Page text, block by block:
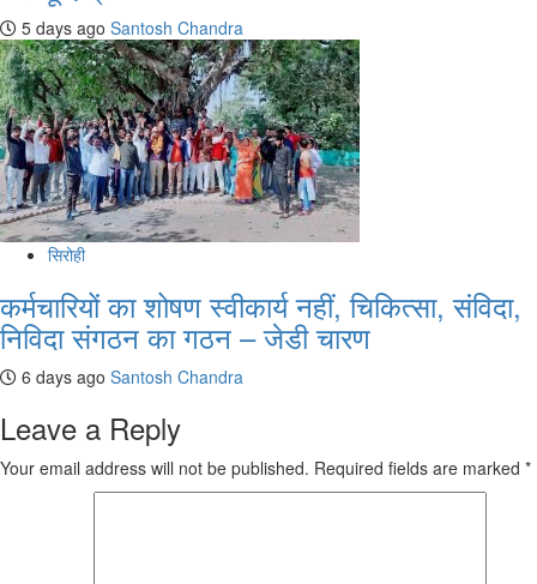
5 days ago Santosh Chandra
सिरोही
कर्मचारियों का शोषण स्वीकार्य नहीं, चिकित्सा, संविदा,
निविदा संगठन का गठन – जेडी चारण
6 days ago Santosh Chandra
Leave a Reply
Your email address will not be published. Required fields are marked *